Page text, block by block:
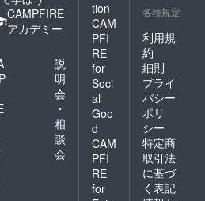
CAMPFIRE
アカデミー
説
明
会
・
相
談
会
tion
CAM
PFI
RE
for
Soci
al
Goo
d
CAM
PFI
RE
for
各種規定
利用規
約
細則
プライ
バシー
ポリ
シー
特定商
取引法
に基づ
く表記